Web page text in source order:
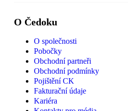
O Čedoku
O společnosti
Pobočky
Obchodní partneři
Obchodní podmínky
Pojištění CK
Fakturační údaje
Kariéra